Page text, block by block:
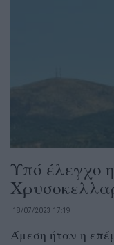
Υπό έλεγχο
18/07/2023 17:19
Άμεση ήταν η